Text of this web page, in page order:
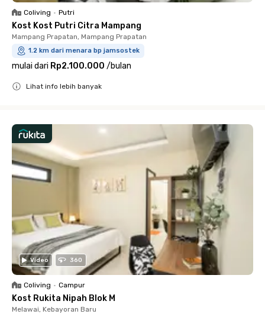
Coliving • Putri
Kost Kost Putri Citra Mampang
Mampang Prapatan, Mampang Prapatan
1.2 km dari menara bp jamsostek
mulai dari Rp2.100.000 /bulan
Lihat info lebih banyak
Video 360
Coliving • Campur
Kost Rukita Nipah Blok M
Melawai, Kebayoran Baru